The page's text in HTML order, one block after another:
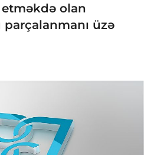
olan
parçalanmanı üzə